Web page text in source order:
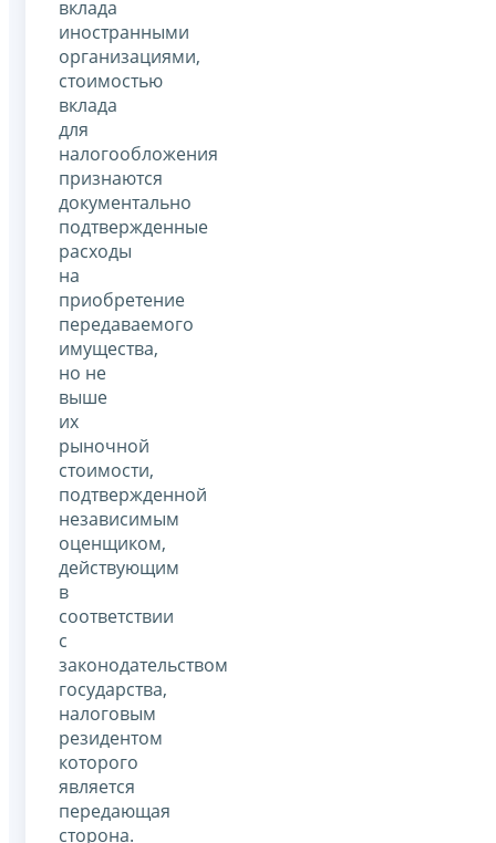
вклада
иностранными
организациями,
стоимостью
вклада
для
налогообложения
признаются
документально
подтвержденные
расходы
на
приобретение
передаваемого
имущества,
но не
выше
их
рыночной
стоимости,
подтвержденной
независимым
оценщиком,
действующим
в
соответствии
с
законодательством
государства,
налоговым
резидентом
которого
является
передающая
сторона.